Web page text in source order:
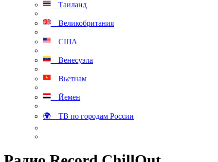
Таиланд
Великобритания
США
Венесуэла
Вьетнам
Йемен
🌍 ТВ по городам России